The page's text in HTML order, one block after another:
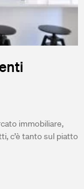
immobiliare,
c’è tanto sul piatto